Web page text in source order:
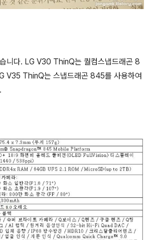
니다. LG V30 ThinQ는 퀄컴스냅드래곤 8
V35 ThinQ는 스냅드래곤 845를 사용하여